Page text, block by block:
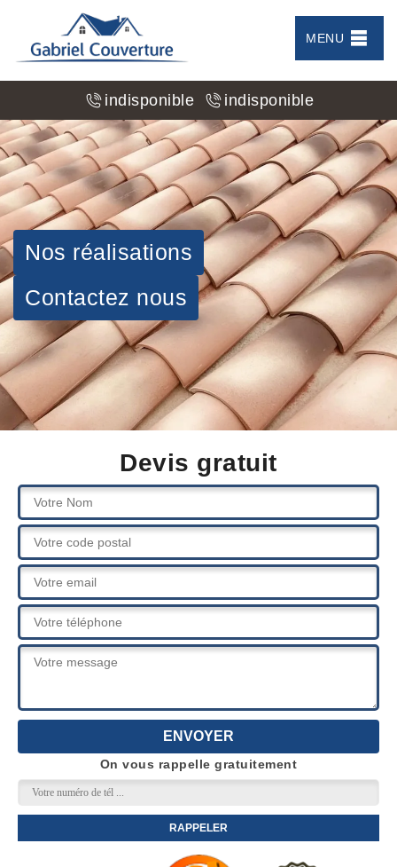
MENU
indisponible indisponible
Nos réalisations
Contactez nous
Devis gratuit
On vous rappelle gratuitement